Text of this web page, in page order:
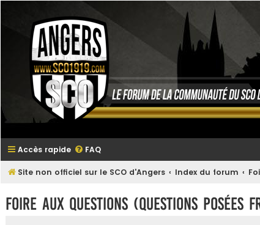
Accès rapide FAQ
Site non officiel sur le SCO d'Angers Index du forum
Foire aux questions (Questions posées